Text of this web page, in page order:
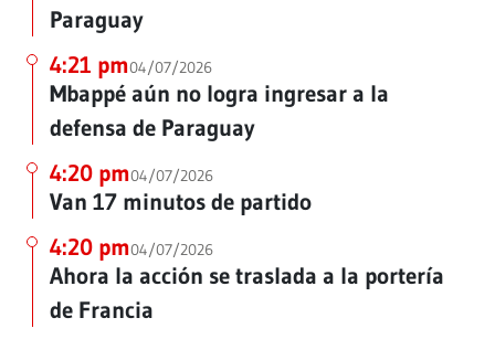
Paraguay
4:21 pm04/07/2026
Mbappé aún no logra ingresar a la
defensa de Paraguay
4:20 pm04/07/2026
Van 17 minutos de partido
4:20 pm04/07/2026
Ahora la acción se traslada a la portería
de Francia